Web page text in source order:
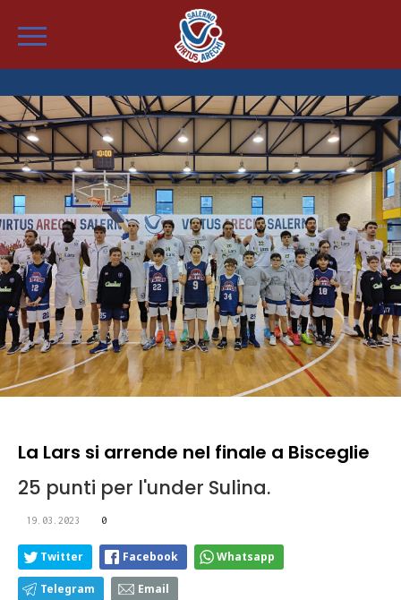
La Lars si arrende nel finale a Bisceglie
25 punti per l'under Sulina.
19.03.2023 0
Twitter Facebook Whatsapp
Telegram Email